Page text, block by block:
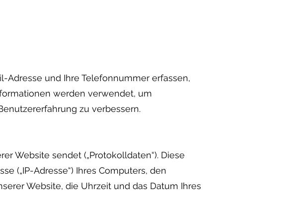
Adresse und Ihre Telefonnummer erfassen,
werden verwendet, um
zu verbessern.
Website sendet („Protokolldaten“). Diese
(„IP-Adresse“) Ihres Computers, den
Website, die Uhrzeit und das Datum Ihres